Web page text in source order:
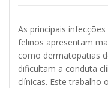
As principais
felinos apresentam
como dermatopatias
dificultam a conduta
clínicas. Este trabalho